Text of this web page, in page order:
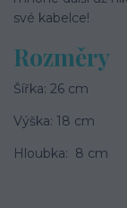
své kabelce!
Rozměry
Šířka: 26 cm
Výška: 18 cm
Hloubka: 8 cm